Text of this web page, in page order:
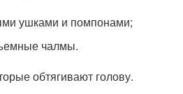
ушками и помпонами;
чалмы.
обтягивают голову.